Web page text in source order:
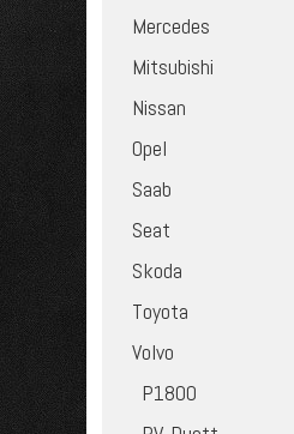
Mercedes
Mitsubishi
Nissan
Opel
Saab
Seat
Skoda
Toyota
Volvo
P1800